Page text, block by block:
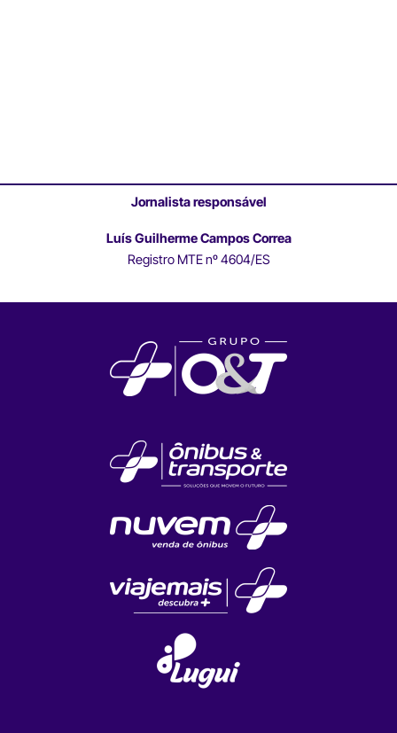
Jornalista responsável
Luís Guilherme Campos Correa
Registro MTE nº 4604/ES